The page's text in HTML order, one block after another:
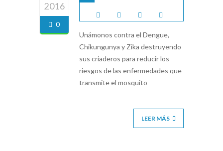
2016
0
Unámonos contra el Dengue,
Chikungunya y Zika destruyendo
sus criaderos para reducir los
riesgos de las enfermedades que
transmite el mosquito
LEER MÁS